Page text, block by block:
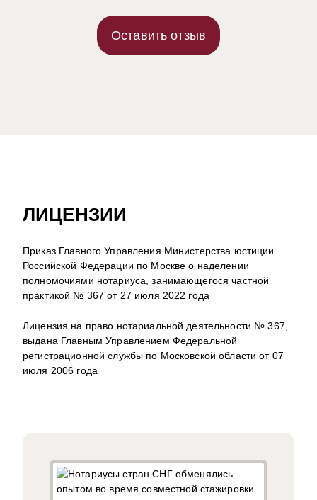
Оставить отзыв
ЛИЦЕНЗИИ
Приказ Главного Управления Министерства юстиции
Российской Федерации по Москве о наделении
полномочиями нотариуса, занимающегося частной
практикой № 367 от 27 июля 2022 года
Лицензия на право нотариальной деятельности № 367,
выдана Главным Управлением Федеральной
регистрационной службы по Московской области от 07
июля 2006 года